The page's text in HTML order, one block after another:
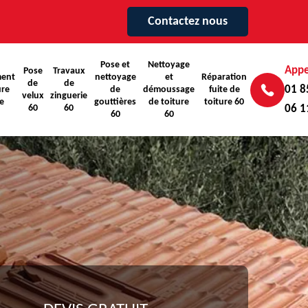
Contactez nous
Pose
de
velux
60
Travaux
de
zinguerie
60
Pose et
nettoyage
de
gouttières
60
Nettoyage
et
démoussage
de toiture
60
Réparation
fuite de
toiture 60
01
06